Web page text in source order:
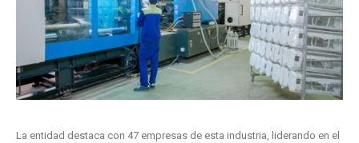
La entidad destaca con 47 empresas de esta industria, liderando en el